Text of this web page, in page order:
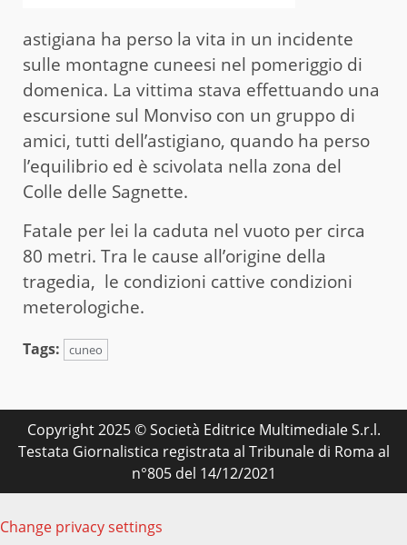
astigiana ha perso la vita in un incidente
sulle montagne cuneesi nel pomeriggio di
domenica. La vittima stava effettuando una
escursione sul Monviso con un gruppo di
amici, tutti dell’astigiano, quando ha perso
l’equilibrio ed è scivolata nella zona del
Colle delle Sagnette.
Fatale per lei la caduta nel vuoto per circa
80 metri. Tra le cause all’origine della
tragedia, le condizioni cattive condizioni
meterologiche.
Tags: cuneo
Copyright 2025 © Società Editrice Multimediale S.r.l.
Testata Giornalistica registrata al Tribunale di Roma al
n°805 del 14/12/2021
Change privacy settings